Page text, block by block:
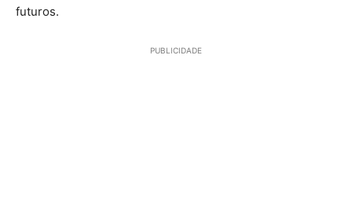
futuros.
PUBLICIDADE